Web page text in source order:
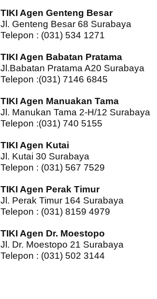
TIKI Agen Genteng Besar
Jl. Genteng Besar 68 Surabaya
Telepon : (031) 534 1271
TIKI Agen Babatan Pratama
Jl.Babatan Pratama A20 Surabaya
Telepon :(031) 7146 6845
TIKI Agen Manuakan Tama
Jl. Manukan Tama 2-H/12 Surabaya
Telepon :(031) 740 5155
TIKI Agen Kutai
Jl. Kutai 30 Surabaya
Telepon : (031) 567 7529
TIKI Agen Perak Timur
Jl. Perak Timur 164 Surabaya
Telepon : (031) 8159 4979
TIKI Agen Dr. Moestopo
Jl. Dr. Moestopo 21 Surabaya
Telepon : (031) 502 3144